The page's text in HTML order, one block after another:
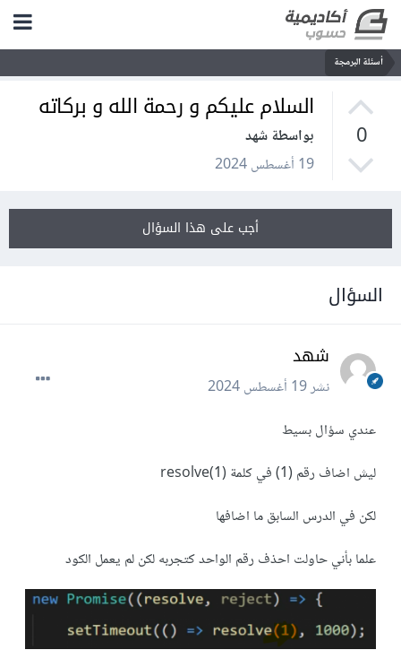
أسئلة البرمجة
0
السلام عليكم و رحمة الله و بركاته
بواسطة شهد
19 أغسطس 2024
أجب على هذا السؤال
السؤال
شهد
نشر19 أغسطس 2024
عندي سؤال بسيط
ليش اضاف رقم (1) في كلمة resolve(1)
لكن في الدرس السابق ما اضافها
علما بأني حاولت احذف رقم الواحد كتجربه لكن لم يعمل الكود